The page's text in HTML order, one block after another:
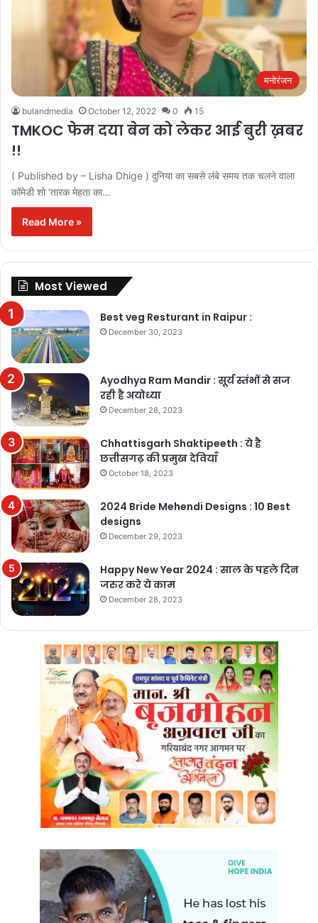
मनोरंजन
bulandmedia October 12, 2022 0 15
TMKOC फेम दया बेन को लेकर आई बुरी ख़बर
!!
( Published by – Lisha Dhige ) दुनिया का सबसे लंबे समय तक चलने वाला
कॉमेडी शो ‘तारक मेहता का…
Read More »
Most Viewed
Best veg Resturant in Raipur :
December 30, 2023
Ayodhya Ram Mandir : सूर्य स्तंभों से सज
रही है अयोध्या
December 28, 2023
Chhattisgarh Shaktipeeth : ये है
छत्तीसगढ़ की प्रमुख देवियाँ
October 18, 2023
2024 Bride Mehendi Designs : 10 Best
designs
December 29, 2023
Happy New Year 2024 : साल के पहले दिन
जरुर करे ये काम
December 28, 2023